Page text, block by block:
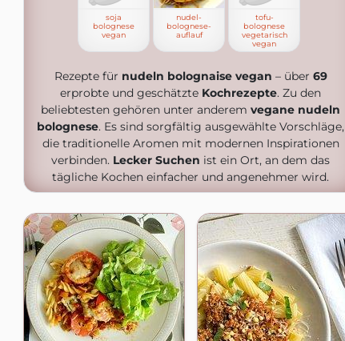
soja
bolognese
vegan
nudel-
bolognese-
auflauf
tofu-
bolognese
vegetarisch
vegan
Rezepte für nudeln bolognaise vegan – über 69
erprobte und geschätzte Kochrezepte. Zu den
beliebtesten gehören unter anderem vegane nudeln
bolognese. Es sind sorgfältig ausgewählte Vorschläge,
die traditionelle Aromen mit modernen Inspirationen
verbinden. Lecker Suchen ist ein Ort, an dem das
tägliche Kochen einfacher und angenehmer wird.